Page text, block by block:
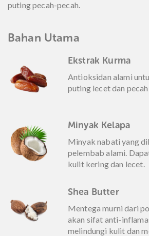
puting pecah-pecah.
Bahan Utama
Ekstrak Kurma
Antioksidan alami
puting lecet dan
Minyak Kelapa
Minyak nabati yang
pelembab alami.
kulit kering dan lecet.
Shea Butter
Mentega murni dari
akan sifat anti-
melindungi kulit dan